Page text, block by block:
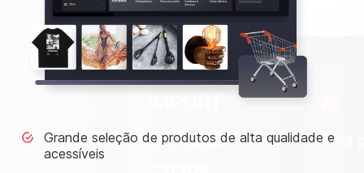
Grande seleção de produtos de alta qualidade e
acessíveis